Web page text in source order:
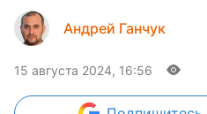
Андрей Ганчук
15 августа 2024, 16:56